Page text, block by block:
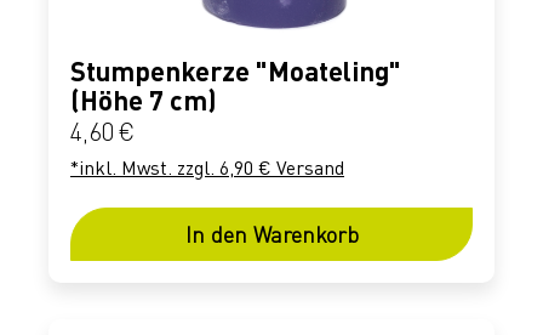
Stumpenkerze "Moateling"
(Höhe 7 cm)
Regulärer Preis:
4,60 €
*inkl. Mwst. zzgl. 6,90 € Versand
In den Warenkorb